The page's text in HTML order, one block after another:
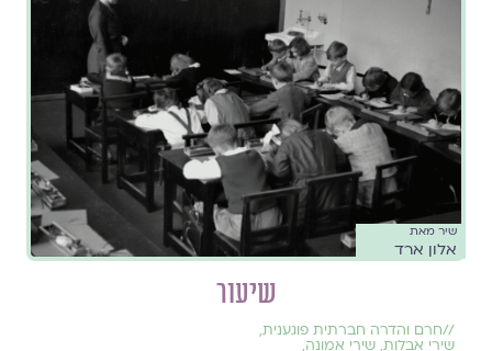
שיר מאת
אלון ארד
שיעור
//חרם והדרה חברתית פוגענית,
שירי אבלות, שירי אמונה,